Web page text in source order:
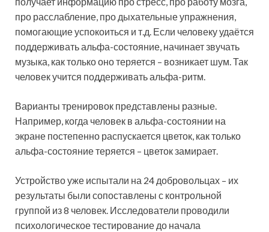
про расслабление, про дыхательные упражнения,
помогающие успокоиться и т.д. Если человеку удаётся
поддерживать альфа-состояние, начинает звучать
музыка, как только оно теряется – возникает шум. Так
человек учится поддерживать альфа-ритм.
Варианты тренировок представлены разные.
Например, когда человек в альфа-состоянии на
экране постепенно распускается цветок, как только
альфа-состояние теряется – цветок замирает.
Устройство уже испытали на 24 добровольцах – их
результаты были сопоставлены с контрольной
группой из 8 человек. Исследователи проводили
психологическое тестирование до начала